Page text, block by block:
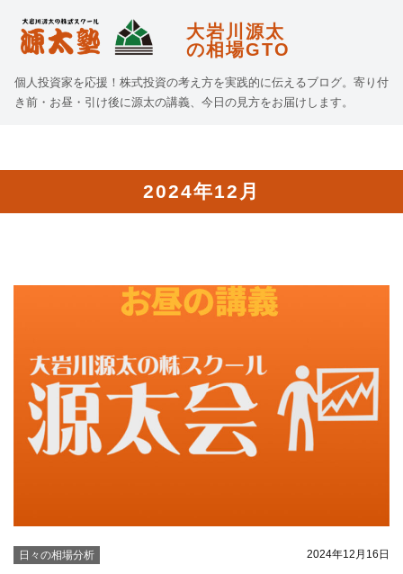
大岩川源太
の相場GTO
個人投資家を応援！株式投資の考え方を実践的に伝えるブログ。寄り付
き前・お昼・引け後に源太の講義、今日の見方をお届けします。
2024年12月
日々の相場分析 2024年12月16日